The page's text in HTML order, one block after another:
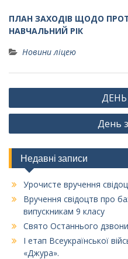
ПЛАН ЗАХОДІВ ЩОДО
НАВЧАЛЬНИЙ РІК
Новини ліцею
Навігація
записів
День
Недавні записи
Урочисте вручення
Вручення свідоцтв про
випускникам 9 класу
Свято Останнього
І етап Всеукраїнської
«Джура».